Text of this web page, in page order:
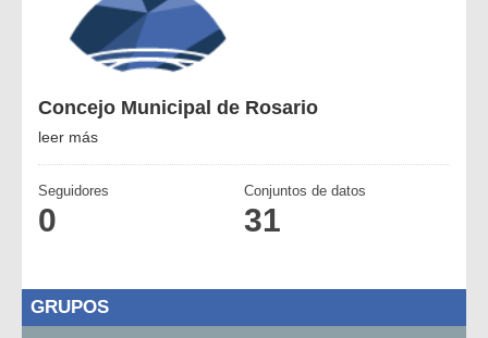
Concejo Municipal de Rosario
leer más
Seguidores
0
Conjuntos de datos
31
GRUPOS